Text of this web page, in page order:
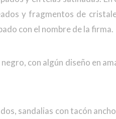
y fragmentos de
con el nombre de la firma.
con algún diseño en
sandalias con tacón